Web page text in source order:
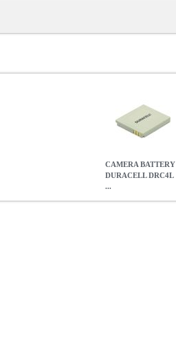
CAMERA BATTERY
DURACELL DRC4L
...